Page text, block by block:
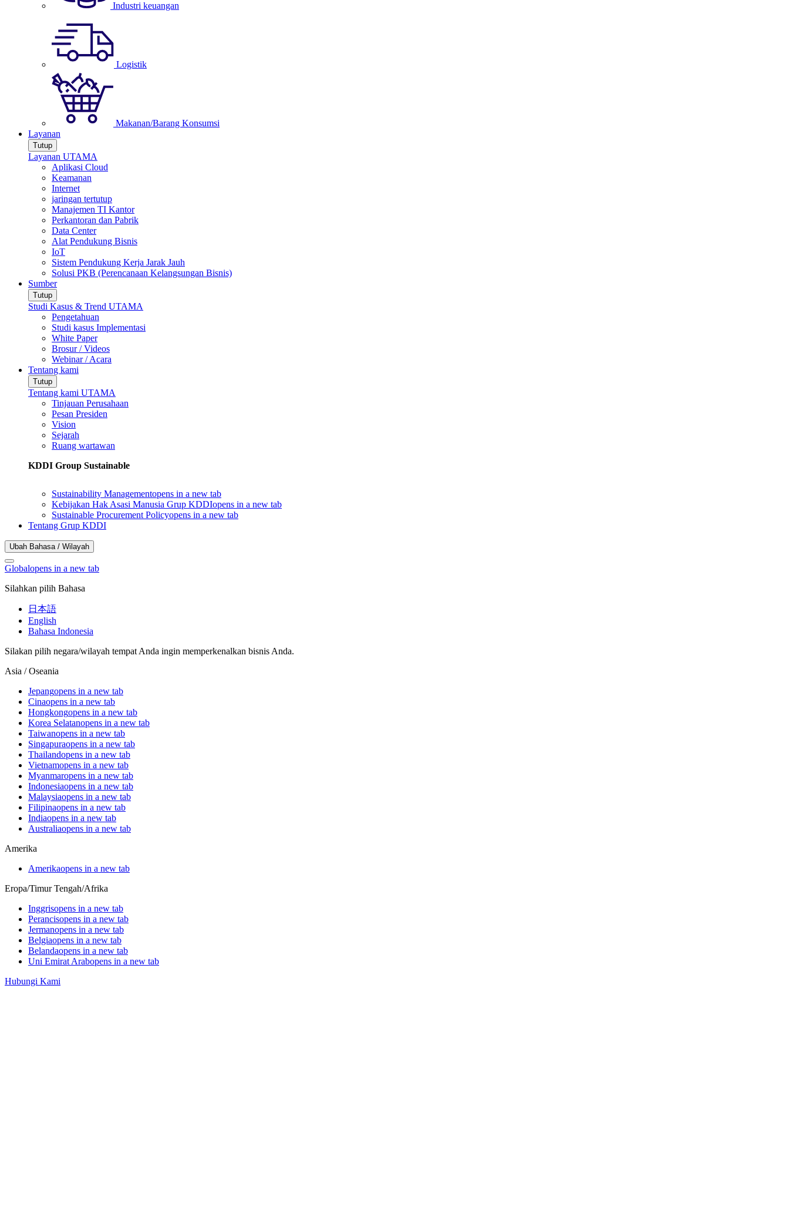
Industri keuangan
Logistik
Makanan/Barang Konsumsi
Layanan
Tutup
Layanan UTAMA
Aplikasi Cloud
Keamanan
Internet
jaringan tertutup
Manajemen TI Kantor
Perkantoran dan Pabrik
Data Center
Alat Pendukung Bisnis
IoT
Sistem Pendukung Kerja Jarak Jauh
Solusi PKB (Perencanaan Kelangsungan Bisnis)
Sumber
Tutup
Studi Kasus & Trend UTAMA
Pengetahuan
Studi kasus Implementasi
White Paper
Brosur / Videos
Webinar / Acara
Tentang kami
Tutup
Tentang kami UTAMA
Tinjauan Perusahaan
Pesan Presiden
Vision
Sejarah
Ruang wartawan
KDDI Group Sustainable
Sustainability Managementopens in a new tab
Kebijakan Hak Asasi Manusia Grup KDDIopens in a new tab
Sustainable Procurement Policyopens in a new tab
Tentang Grup KDDI
Ubah Bahasa / Wilayah
Globalopens in a new tab
Silahkan pilih Bahasa
日本語
English
Bahasa Indonesia
Silakan pilih negara/wilayah tempat Anda ingin memperkenalkan bisnis Anda.
Asia / Oseania
Jepangopens in a new tab
Cinaopens in a new tab
Hongkongopens in a new tab
Korea Selatanopens in a new tab
Taiwanopens in a new tab
Singapuraopens in a new tab
Thailandopens in a new tab
Vietnamopens in a new tab
Myanmaropens in a new tab
Indonesiaopens in a new tab
Malaysiaopens in a new tab
Filipinaopens in a new tab
Indiaopens in a new tab
Australiaopens in a new tab
Amerika
Amerikaopens in a new tab
Eropa/Timur Tengah/Afrika
Inggrisopens in a new tab
Perancisopens in a new tab
Jermanopens in a new tab
Belgiaopens in a new tab
Belandaopens in a new tab
Uni Emirat Arabopens in a new tab
Hubungi Kami